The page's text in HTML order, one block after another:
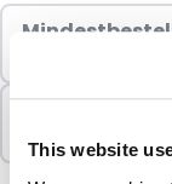
This website
100 Einheiten